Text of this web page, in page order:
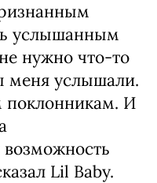
услышанным
нужно что-то
меня услышали.
поклонникам. И
Lil Baby.